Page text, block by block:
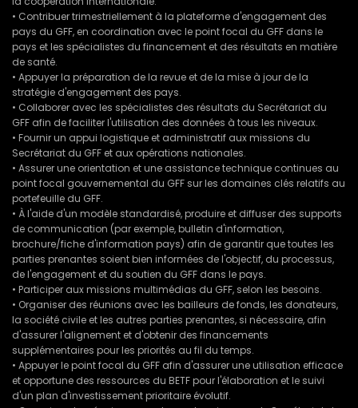
• Contribuer trimestriellement à la plateforme d'engagement des
pays du GFF, en coordination avec le point focal du GFF dans le
pays et les spécialistes du financement et des résultats en matière
de santé.
• Appuyer la préparation de la revue et de la mise à jour de la
stratégie d'engagement des pays.
• Collaborer avec les spécialistes des résultats du Secrétariat du
GFF afin de faciliter l'utilisation des données à tous les niveaux.
• Fournir un appui logistique et administratif aux missions du
Secrétariat du GFF et aux opérations nationales.
• Assurer une orientation et une assistance technique continues au
point focal gouvernemental du GFF sur les domaines clés relatifs au
portefeuille du GFF.
• À l'aide d'un modèle standardisé, produire et diffuser des supports
de communication (par exemple, bulletin d'information,
brochure/fiche d'information pays) afin de garantir que toutes les
parties prenantes soient bien informées de l'objectif, du processus,
de l'engagement et du soutien du GFF dans le pays.
• Participer aux missions multimédias du GFF, selon les besoins.
• Organiser des réunions avec les bailleurs de fonds, les donateurs,
la société civile et les autres parties prenantes, si nécessaire, afin
d'assurer l'alignement et d'obtenir des financements
supplémentaires pour les priorités au fil du temps.
• Appuyer le point focal du GFF afin d'assurer une utilisation efficace
et opportune des ressources du BETF pour l'élaboration et le suivi
d'un plan d'investissement prioritaire évolutif.